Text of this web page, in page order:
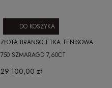
ZŁOTA BRANSOLETKA TENISOWA
750 SZMARAGD 7,60CT
29 100,00 zł
DO KOSZYKA